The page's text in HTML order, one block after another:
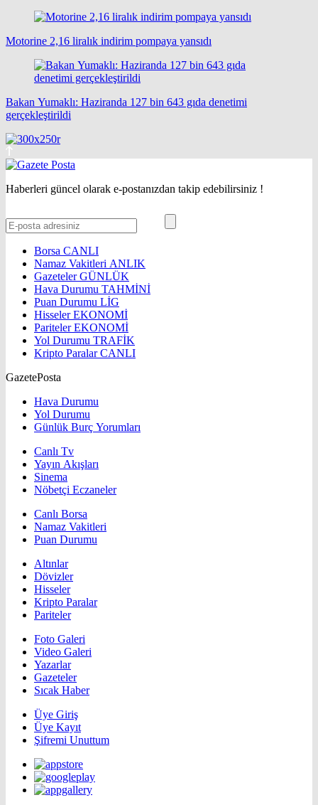
Motorine 2,16 liralık indirim pompaya yansıdı
Bakan Yumaklı: Haziranda 127 bin 643 gıda denetimi
gerçekleştirildi
Haberleri güncel olarak e-postanızdan takip edebilirsiniz !
Borsa CANLI
Namaz Vakitleri ANLIK
GazetelerGÜNLÜK
Hava Durumu TAHMİNİ
Puan Durumu LİG
HisselerEKONOMİ
ParitelerEKONOMİ
Yol Durumu TRAFİK
Kripto ParalarCANLI
GazetePosta
Hava Durumu
Yol Durumu
Günlük Burç Yorumları
Canlı Tv
Yayın Akışları
Sinema
Nöbetçi Eczaneler
Canlı Borsa
Namaz Vakitleri
Puan Durumu
Altınlar
Dövizler
Hisseler
Kripto Paralar
Pariteler
Foto Galeri
Video Galeri
Yazarlar
Gazeteler
Sıcak Haber
Üye Giriş
Üye Kayıt
Şifremi Unuttum